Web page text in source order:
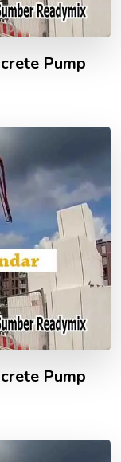
Pump
Pump